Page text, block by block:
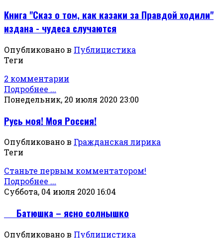
Книга "Сказ о том, как казаки за Правдой ходили"
издана - чудеса случаются
Опубликовано в Публицистика
Теги
2 комментарии
Подробнее ...
Понедельник, 20 июля 2020 23:00
Русь моя! Моя Россия!
Опубликовано в Гражданская лирика
Теги
Станьте первым комментатором!
Подробнее ...
Суббота, 04 июля 2020 16:04
Батюшка – ясно солнышко
Опубликовано в Публицистика